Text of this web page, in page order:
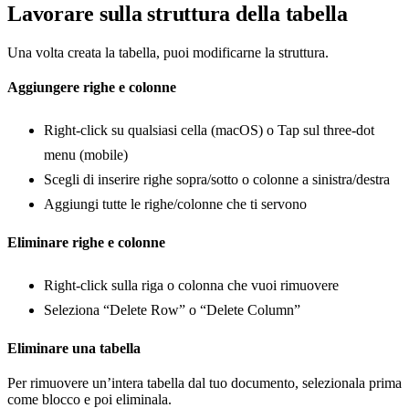
Lavorare sulla struttura della tabella
Una volta creata la tabella, puoi modificarne la struttura.
Aggiungere righe e colonne
Right-click su qualsiasi cella (macOS) o Tap sul three-dot
menu (mobile)
Scegli di inserire righe sopra/sotto o colonne a sinistra/destra
Aggiungi tutte le righe/colonne che ti servono
Eliminare righe e colonne
Right-click sulla riga o colonna che vuoi rimuovere
Seleziona “Delete Row” o “Delete Column”
Eliminare una tabella
Per rimuovere un’intera tabella dal tuo documento, selezionala prima
come blocco e poi eliminala.